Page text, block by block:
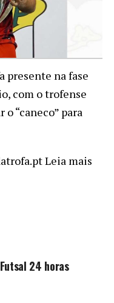
presente na fase
com o trofense
“caneco” para
Leia mais
24 horas